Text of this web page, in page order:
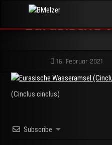
contentEurasische
16. Februar 2021
(Cinclus cinclus)
Subscribe